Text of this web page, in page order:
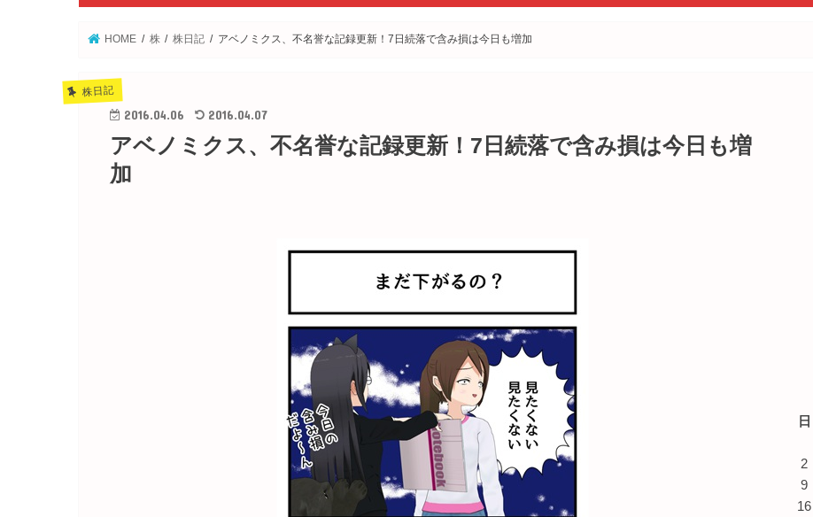
HOME 株 株日記 アベノミクス、不名誉な記録更新！7日続落で含み損は今日も増加
株日記
2016.04.06 2016.04.07
アベノミクス、不名誉な記録更新！7日続落で含み損は今日も増
加
日
2
9
16